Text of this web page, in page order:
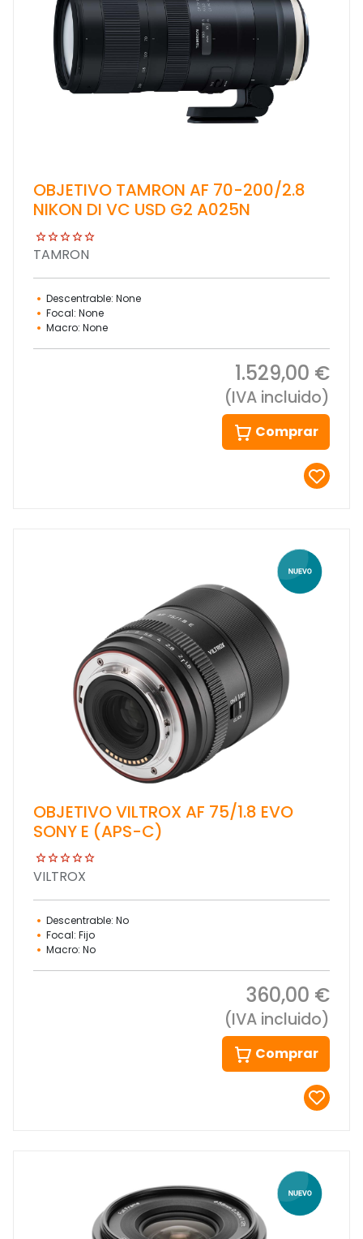
OBJETIVO TAMRON AF 70-200/2.8
NIKON DI VC USD G2 A025N
TAMRON
Descentrable: None
Focal: None
Macro: None
1.529,00 €
(IVA incluido)
Comprar
OBJETIVO VILTROX AF 75/1.8 EVO
SONY E (APS-C)
VILTROX
Descentrable: No
Focal: Fijo
Macro: No
360,00 €
(IVA incluido)
Comprar